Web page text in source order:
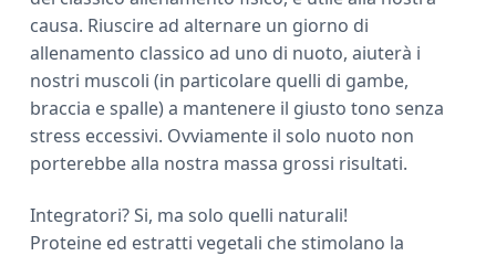
causa. Riuscire ad alternare un giorno di
allenamento classico ad uno di nuoto, aiuterà i
nostri muscoli (in particolare quelli di gambe,
braccia e spalle) a mantenere il giusto tono senza
stress eccessivi. Ovviamente il solo nuoto non
porterebbe alla nostra massa grossi risultati.
Integratori? Si, ma solo quelli naturali!
Proteine ed estratti vegetali che stimolano la